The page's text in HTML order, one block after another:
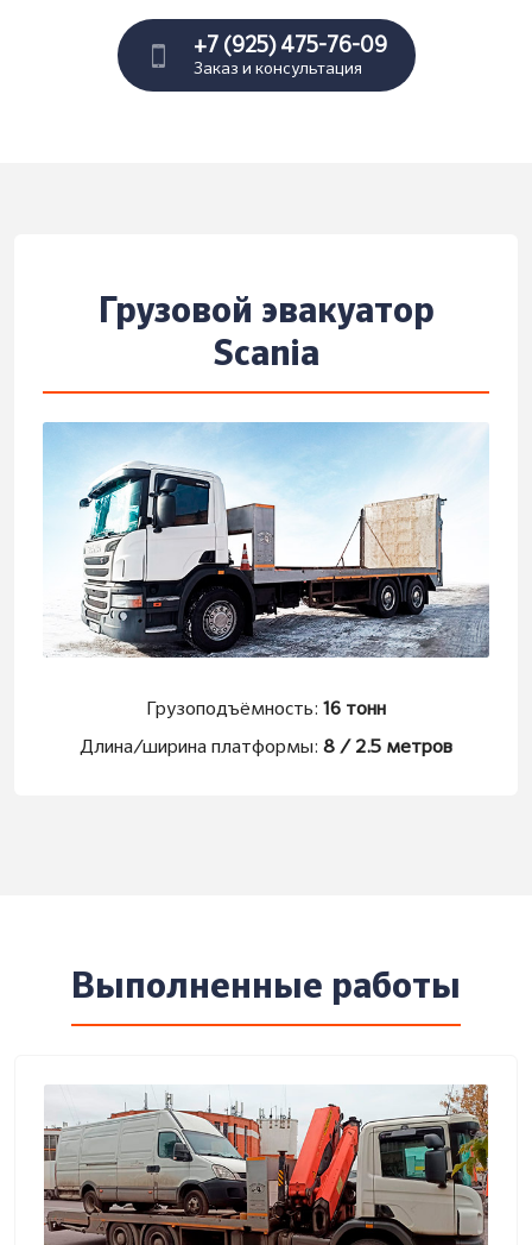
+7 (925) 475-76-09
Заказ и консультация
Грузовой эвакуатор
Scania
Грузоподъёмность: 16 тонн
Длина/ширина платформы: 8 / 2.5 метров
Выполненные работы